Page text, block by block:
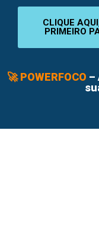
CLIQUE
PRIMEIRO
🚀 POWERFOCO –